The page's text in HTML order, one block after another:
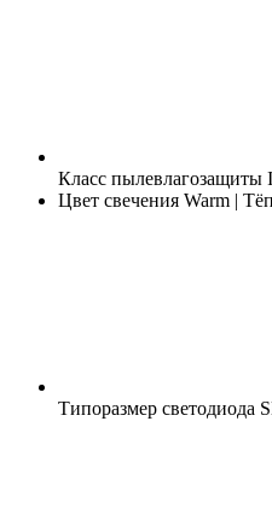
Класс пылевлагозащиты
Цвет свечения Warm |
Типоразмер светодиода